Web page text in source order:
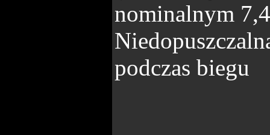
nominalnym
podczas biegu